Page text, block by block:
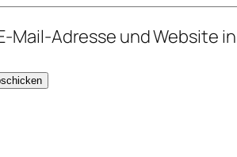
Mail-Adresse und Website